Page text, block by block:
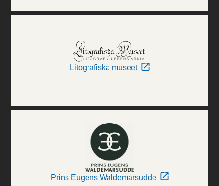
Litografiska museet
Prins Eugens Waldemarsudde